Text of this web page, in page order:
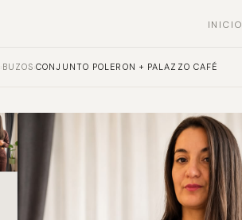
INICIO
BUZOS ›CONJUNTO POLERON + PALAZZO CAFÉ